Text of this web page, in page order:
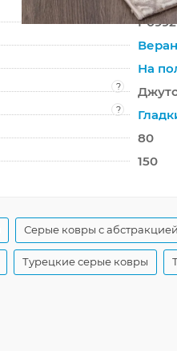
На
?
?
80
150
Серые ковры с абстракцией
Турецкие серые ковры